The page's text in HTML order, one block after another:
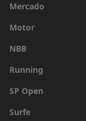
Mercado
Motor
NBB
Running
SP Open
Surfe